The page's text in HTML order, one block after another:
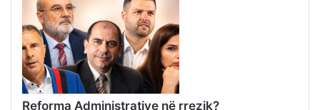
Reforma Administrative në rrezik?